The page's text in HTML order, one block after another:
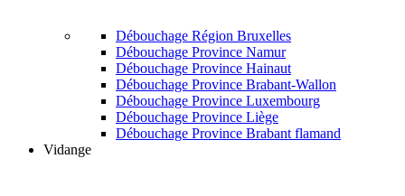
Débouchage Région Bruxelles
Débouchage Province Namur
Débouchage Province Hainaut
Débouchage Province Brabant-Wallon
Débouchage Province Luxembourg
Débouchage Province Liège
Débouchage Province Brabant flamand
Vidange